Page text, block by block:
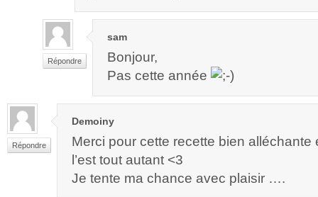
Répondre
sam
Bonjour,
Pas cette année
Répondre
Demoiny
Merci pour cette recette bien alléchante
l’est tout autant <3
Je tente ma chance avec plaisir ….